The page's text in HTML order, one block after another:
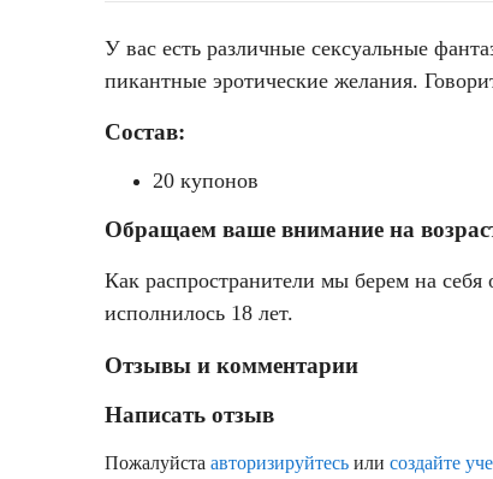
У вас есть различные сексуальные
пикантные эротические желания.
Состав:
20 купонов
Обращаем ваше внимание на
Как распространители мы берем на
исполнилось 18 лет.
Отзывы и комментарии
Написать отзыв
Пожалуйста авторизируйтесь или создайте